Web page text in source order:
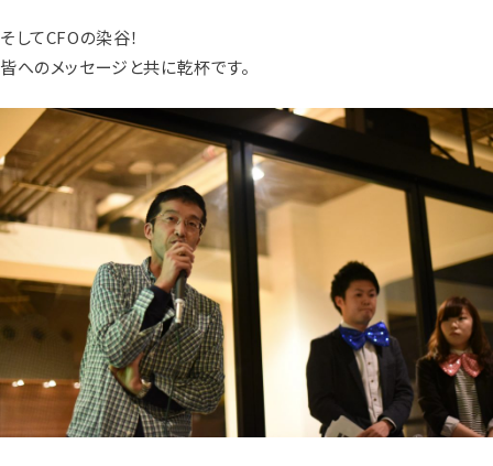
そしてCFOの染谷！
皆へのメッセージと共に乾杯です。